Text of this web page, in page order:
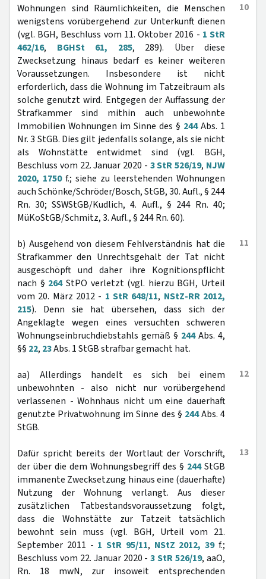
10
Wohnungen sind Räumlichkeiten, die Menschen
wenigstens vorübergehend zur Unterkunft dienen
(vgl. BGH, Beschluss vom 11. Oktober 2016 - 1 StR
462/16, BGHSt 61, 285, 289). Über diese
Zwecksetzung hinaus bedarf es keiner weiteren
Voraussetzungen. Insbesondere ist nicht
erforderlich, dass die Wohnung im Tatzeitraum als
solche genutzt wird. Entgegen der Auffassung der
Strafkammer sind mithin auch unbewohnte
Immobilien Wohnungen im Sinne des § 244Abs. 1
Nr. 3 StGB. Dies gilt jedenfalls solange, als sie nicht
als Wohnstätte entwidmet sind (vgl. BGH,
Beschluss vom 22. Januar 2020 - 3 StR 526/19, NJW
2020, 1750f.; siehe zu leerstehenden Wohnungen
auch Schönke/Schröder/Bosch, StGB, 30. Aufl., § 244
Rn. 30; SSWStGB/Kudlich, 4. Aufl., § 244 Rn. 40;
MüKoStGB/Schmitz, 3. Aufl., § 244 Rn. 60).
11
b) Ausgehend von diesem Fehlverständnis hat die
Strafkammer den Unrechtsgehalt der Tat nicht
ausgeschöpft und daher ihre Kognitionspflicht
nach § 264StPO verletzt (vgl. hierzu BGH, Urteil
vom 20. März 2012 - 1 StR 648/11, NStZ-RR 2012,
215). Denn sie hat übersehen, dass sich der
Angeklagte wegen eines versuchten schweren
Wohnungseinbruchdiebstahls gemäß § 244Abs. 4,
§§ 22, 23Abs. 1 StGB strafbar gemacht hat.
12
aa) Allerdings handelt es sich bei einem
unbewohnten - also nicht nur vorübergehend
verlassenen - Wohnhaus nicht um eine dauerhaft
genutzte Privatwohnung im Sinne des § 244Abs. 4
StGB.
13
Dafür spricht bereits der Wortlaut der Vorschrift,
der über die dem Wohnungsbegriff des § 244StGB
immanente Zwecksetzung hinaus eine (dauerhafte)
Nutzung der Wohnung verlangt. Aus dieser
zusätzlichen Tatbestandsvoraussetzung folgt,
dass die Wohnstätte zur Tatzeit tatsächlich
bewohnt sein muss (vgl. BGH, Urteil vom 21.
September 2011 - 1 StR 95/11, NStZ 2012, 39f.;
Beschluss vom 22. Januar 2020 -3 StR 526/19, aaO,
Rn. 18 mwN, zur insoweit entsprechenden